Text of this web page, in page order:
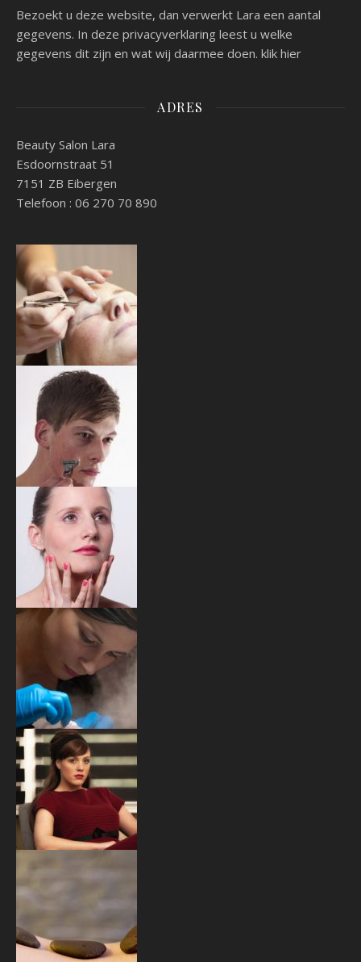
Bezoekt u deze website, dan verwerkt Lara een aantal
gegevens. In deze privacyverklaring leest u welke
gegevens dit zijn en wat wij daarmee doen. klik hier
ADRES
Beauty Salon Lara
Esdoornstraat 51
7151 ZB Eibergen
Telefoon : 06 270 70 890